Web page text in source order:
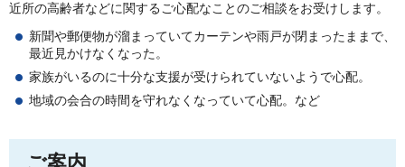
近所の高齢者などに関するご心配なことのご相談をお受けします。
新聞や郵便物が溜まっていてカーテンや雨戸が閉まったままで、
最近見かけなくなった。
家族がいるのに十分な支援が受けられていないようで心配。
地域の会合の時間を守れなくなっていて心配。など